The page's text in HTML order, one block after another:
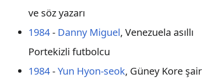
ve söz yazarı
1984- Danny Miguel, Venezuela asıllı
Portekizli futbolcu
1984-Yun Hyon-seok, Güney Kore şair